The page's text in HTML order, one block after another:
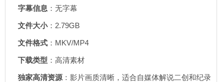
字幕信息 ：无字幕
文件大小：2.79GB
文件格式 ：MKV/MP4
下载类型 ：高清素材
独家高清资源 ：影片画质清晰，适合自媒体解说二创和纪录